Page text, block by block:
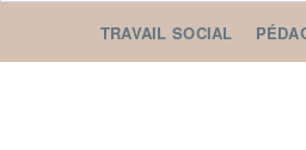
TRAVAIL SOCIAL